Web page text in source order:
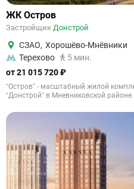
ЖК Остров
Застройщик Донстрой
СЗАО, Хорошёво-Мнёвники
Терехово
5 мин.
от 21 015 720 ₽
“Остров” - масштабный жилой
“Донстрой” в Мневниковской